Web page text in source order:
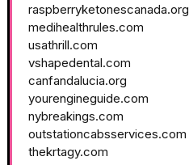
raspberryketonescanada.org
medihealthrules.com
usathrill.com
vshapedental.com
canfandalucia.org
yourengineguide.com
nybreakings.com
outstationcabsservices.com
thekrtagy.com